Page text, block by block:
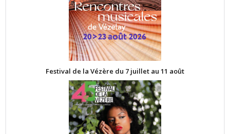
Festival de la Vézère du 7 juillet au 11 août